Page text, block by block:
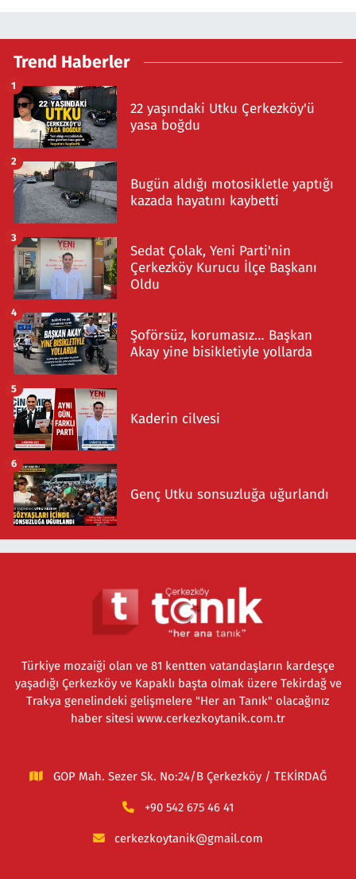
Trend Haberler
22 yaşındaki Utku Çerkezköy'ü
yasa boğdu
1
Bugün aldığı motosikletle yaptığı
kazada hayatını kaybetti
2
Sedat Çolak, Yeni Parti'nin
Çerkezköy Kurucu İlçe Başkanı
Oldu
3
Şoförsüz, korumasız… Başkan
Akay yine bisikletiyle yollarda
4
Kaderin cilvesi
5
Genç Utku sonsuzluğa uğurlandı
6
Türkiye mozaiği olan ve 81 kentten vatandaşların kardeşçe
yaşadığı Çerkezköy ve Kapaklı başta olmak üzere Tekirdağ ve
Trakya genelindeki gelişmelere "Her an Tanık" olacağınız
haber sitesi www.cerkezkoytanik.com.tr
GOP Mah. Sezer Sk. No:24/B Çerkezköy / TEKİRDAĞ
+90 542 675 46 41
cerkezkoytanik@gmail.com